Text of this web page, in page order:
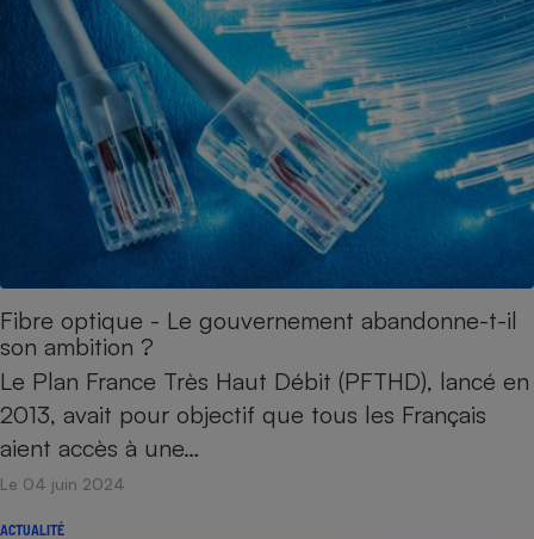
Fibre optique - Le gouvernement abandonne-t-il
son ambition ?
Le Plan France Très Haut Débit (PFTHD), lancé en
2013, avait pour objectif que tous les Français
aient accès à une…
Le 04 juin 2024
ACTUALITÉ